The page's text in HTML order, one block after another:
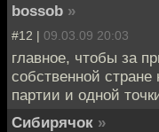
bossob »
#12 | 09.03.09 20:03
главное, чтобы за
собственной
партии и одной
Сибирячок »